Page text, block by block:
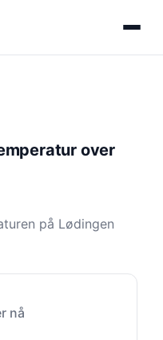
over
på Lødingen
nå